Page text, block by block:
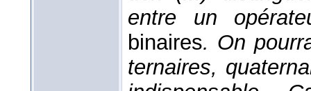
entre un
binaires. On
ternaires,